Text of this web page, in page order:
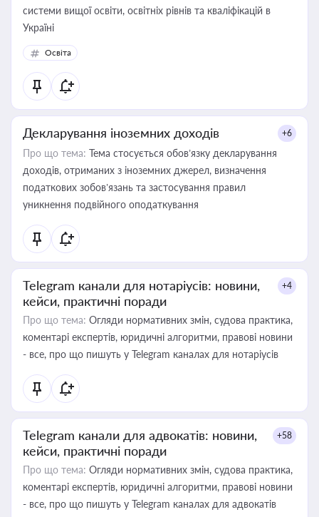
системи вищої освіти, освітніх рівнів та кваліфікацій в
Україні
Освіта
Декларування іноземних доходів +6
Про що тема: Тема стосується обов’язку декларування
доходів, отриманих з іноземних джерел, визначення
податкових зобов’язань та застосування правил
уникнення подвійного оподаткування
Telegram канали для нотаріусів: новини,
кейси, практичні поради
+4
Про що тема: Огляди нормативних змін, судова практика,
коментарі експертів, юридичні алгоритми, правові новини
- все, про що пишуть у Telegram каналах для нотаріусів
Telegram канали для адвокатів: новини,
кейси, практичні поради
+58
Про що тема: Огляди нормативних змін, судова практика,
коментарі експертів, юридичні алгоритми, правові новини
- все, про що пишуть у Telegram каналах для адвокатів